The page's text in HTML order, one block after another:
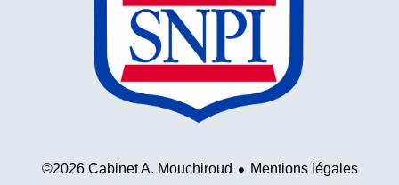
©2026 Cabinet A. Mouchiroud
Mentions légales